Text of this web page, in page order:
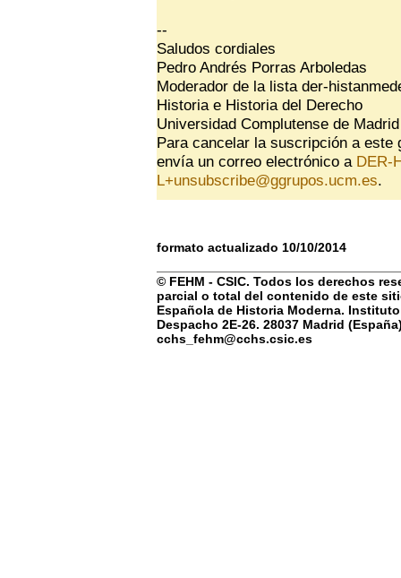
--
Saludos cordiales
Pedro Andrés Porras Arboledas
Moderador de la lista der-
Historia e Historia del Derecho
Universidad Complutense de Madrid
Para cancelar la suscripción a
envía un correo electrónico a DER-
L+unsubscribe@ggrupos.ucm.es.
formato actualizado 10/10/2014
© FEHM - CSIC. Todos los derechos
parcial o total del contenido de este
Española de Historia Moderna. Instituto
Despacho 2E-26. 28037 Madrid
cchs_fehm@cchs.csic.es